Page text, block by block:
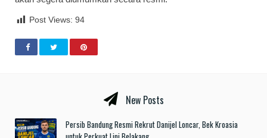
Post Views: 94
New Posts
Persib Bandung Resmi Rekrut Danijel Loncar, Bek Kroasia